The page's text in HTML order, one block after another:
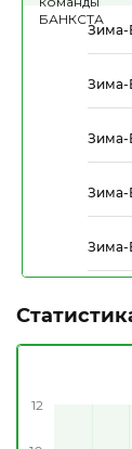
Зима-
Зима-
Зима-
Зима-
Зима-
12